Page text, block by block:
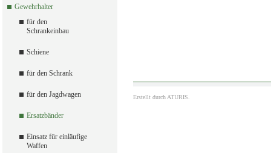
Gewehrhalter
für den
Schrankeinbau
Schiene
für den Schrank
für den Jagdwagen
Ersatzbänder
Einsatz für einläufige
Waffen
Erstellt durch ATURIS.